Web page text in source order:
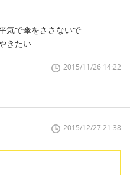
気で傘をささないで
きたい
2015/11/26 14:22
2015/12/27 21:38